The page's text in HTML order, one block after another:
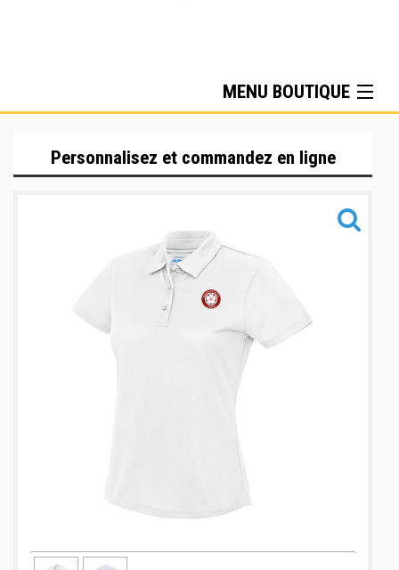
MENU BOUTIQUE
Training - Self Défense
Gamme AINTJ
Accessoire AINTJ
Gamme NTJ
Accessoires NTJ
Personnalisez et commandez en ligne